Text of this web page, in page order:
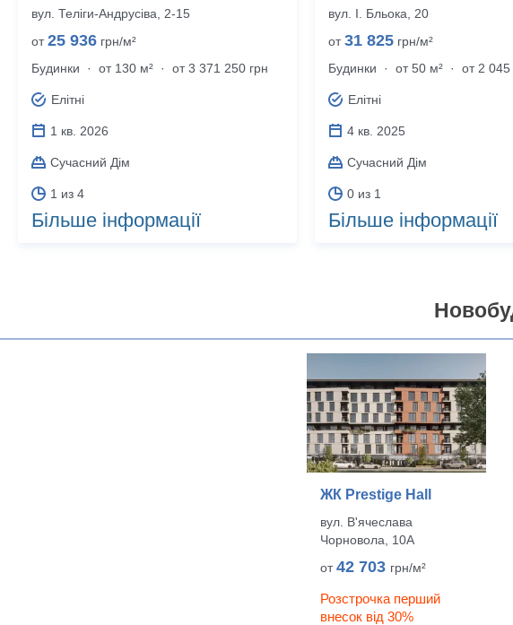
вул. Теліги-Андрусіва, 2-15
от25 936 грн/м²
Будинки
· от 130 м² · от 3 371 250 грн
Елітні
1 кв. 2026
Сучасний Дім
1 из 4
Більше інформації
вул. І. Бльока, 20
от31 825 грн/м²
Будинки
· от 50 м² · от 2 045
Елітні
4 кв. 2025
Сучасний Дім
0 из 1
Більше інформації
ЖК Prestige Hall
вул. В'ячеслава
Чорновола, 10А
от42 703 грн/м²
Розстрочка перший
внесок від 30%